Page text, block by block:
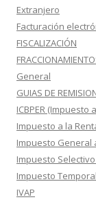
Extranjero
Facturación
FISCALIZACIÓN
General
GUIAS DE
ICBPER
Impuesto a la
Impuesto General
Impuesto
Impuesto
IVAP